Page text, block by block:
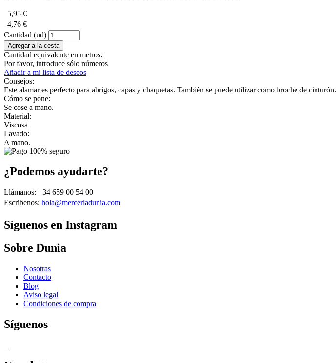
5,95 €
4,76 €
Cantidad (ud)
Cantidad equivalente en metros:
Por favor, introduce sólo números
Añadir a mi lista de deseos
Consejos:
Este alamar es perfecto para abrigos, capas y chaquetas. También se puede utilizar como broche de cinturón.
Cómo se pone:
Se cose a mano.
Material:
Viscosa
Lavado:
A mano.
¿Podemos ayudarte?
Llámanos: +34 659 00 54 00
Escríbenos: hola@merceriadunia.com
Síguenos en Instagram
Sobre Dunia
Nosotras
Contacto
Blog
Aviso legal
Condiciones de compra
Síguenos